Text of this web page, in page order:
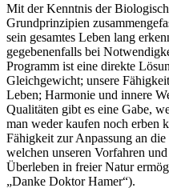
Mit der Kenntnis der
Grundprinzipien
sein gesamtes Leben lang
gegebenenfalls bei
Programm ist eine direkte
Gleichgewicht; unsere
Leben; Harmonie und innere
Qualitäten gibt es eine Gabe,
man weder kaufen noch erben
Fähigkeit zur Anpassung an
welchen unseren Vorfahren
Überleben in freier Natur
„Danke Doktor Hamer“).